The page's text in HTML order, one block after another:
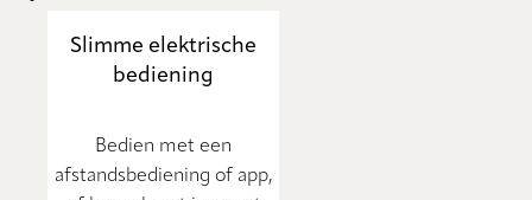
Slimme elektrische
bediening
Bedien met een
afstandsbediening of app,